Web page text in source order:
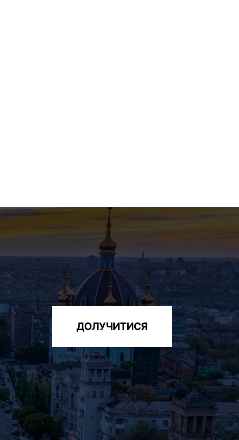
ДОЛУЧИТИСЯ